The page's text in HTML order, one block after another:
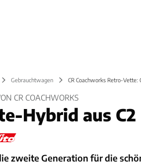
Gebrauchtwagen CR Coachworks Retro-Vette:
CR COACHWORKS
Hybrid aus C2
zweite Generation für die